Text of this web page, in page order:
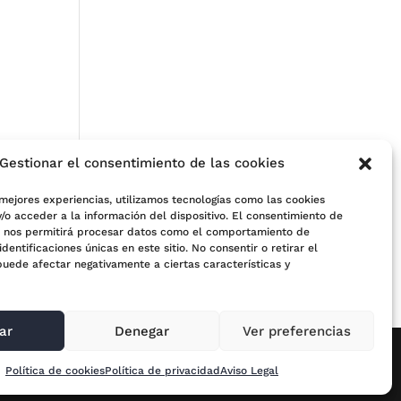
Gestionar el consentimiento de las cookies
experiencias, utilizamos tecnologías como las cookies
o acceder a la información del dispositivo. El consentimiento de
nos permitirá procesar datos como el comportamiento de
únicas en este sitio. No consentir o retirar el
afectar negativamente a ciertas características y
Denegar Ver preferencias
Política de cookiesPolítica de privacidadAviso Legal